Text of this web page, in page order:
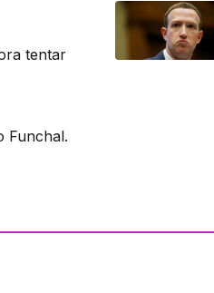
tentar
Funchal.
ao Facebook da
ao Instagram